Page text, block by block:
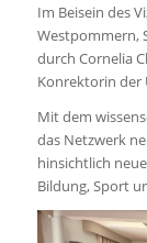
Im Beisein des
Westpommern,
durch Cornelia
Konrektorin der
Mit dem
das Netzwerk
hinsichtlich
Bildung, Sport